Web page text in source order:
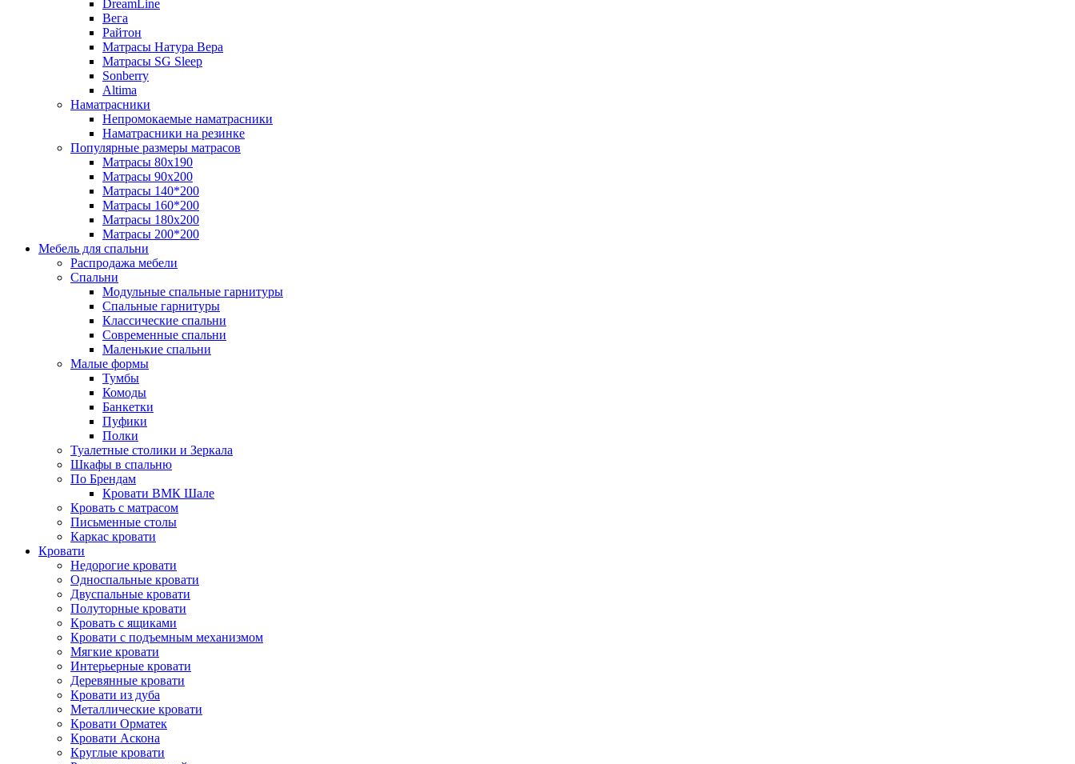
DreamLine
Вега
Райтон
Матрасы Натура Вера
Матрасы SG Sleep
Sonberry
Altima
Наматрасники
Непромокаемые наматрасники
Наматрасники на резинке
Популярные размеры матрасов
Матрасы 80x190
Матрасы 90x200
Матрасы 140*200
Матрасы 160*200
Матрасы 180x200
Матрасы 200*200
Мебель для спальни
Распродажа мебели
Спальни
Модульные спальные гарнитуры
Спальные гарнитуры
Классические спальни
Современные спальни
Маленькие спальни
Малые формы
Тумбы
Комоды
Банкетки
Пуфики
Полки
Туалетные столики и Зеркала
Шкафы в спальню
По Брендам
Кровати ВМК Шале
Кровать с матрасом
Письменные столы
Каркас кровати
Кровати
Недорогие кровати
Односпальные кровати
Двуспальные кровати
Полуторные кровати
Кровать с ящиками
Кровати с подъемным механизмом
Мягкие кровати
Интерьерные кровати
Деревянные кровати
Кровати из дуба
Металлические кровати
Кровати Орматек
Кровати Аскона
Круглые кровати